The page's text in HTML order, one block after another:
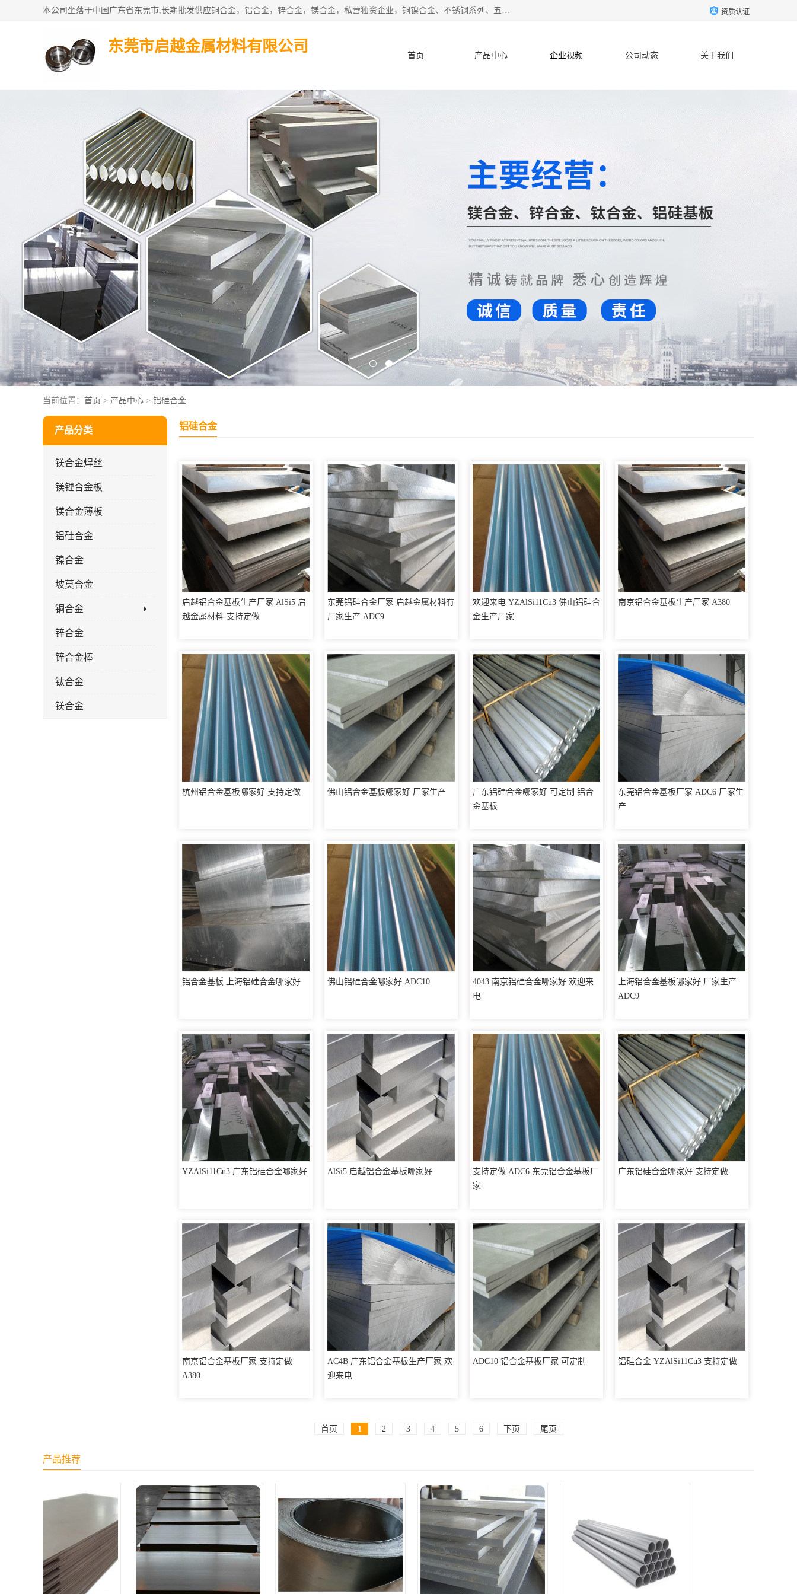
本公司坐落于中国广东省东莞市,长期批发供应铜合金，铝合金，锌合金，镁合金，私营独资企业，铜镍合金、不锈钢系列、五金冲压材料、进口金属材料、钨钢、高速钢、白钢刀、铝系列材料、铝镁合金、锰钢片等，启越是一家经国家相关部门批准注册的企业。公司以雄厚的实力、合理的厂家、优良的服务与多家企业建立了长期的合作关系。欢迎前来参观、考察、洽谈业务。 金属材料...,欢迎惠顾！ 资质认证
东莞市启越金属材料有限公司
首页 产品中心 企业视频 公司动态 关于我们
当前位置： 首页 > 产品中心 > 铝硅合金
产品分类
镁合金焊丝
镁锂合金板
镁合金薄板
铝硅合金
镍合金
坡莫合金
铜合金
锌合金
锌合金棒
钛合金
镁合金
铝硅合金
启越铝合金基板生产厂家 AlSi5 启
越金属材料-支持定做
东莞铝硅合金厂家 启越金属材料有
厂家生产 ADC9
欢迎来电 YZAlSi11Cu3 佛山铝硅合
金生产厂家
南京铝合金基板生产厂家 A380
杭州铝合金基板哪家好 支持定做 佛山铝合金基板哪家好 厂家生产
广东铝硅合金哪家好 可定制 铝合
金基板
东莞铝合金基板厂家 ADC6 厂家生
产
铝合金基板 上海铝硅合金哪家好 佛山铝硅合金哪家好 ADC10
4043 南京铝硅合金哪家好 欢迎来
电
上海铝合金基板哪家好 厂家生产
ADC9
YZAlSi11Cu3 广东铝硅合金哪家好 AlSi5 启越铝合金基板哪家好
支持定做 ADC6 东莞铝合金基板厂
家
广东铝硅合金哪家好 支持定做
南京铝合金基板厂家 支持定做
A380
AC4B 广东铝合金基板生产厂家 欢
迎来电
ADC10 铝合金基板厂家 可定制 铝硅合金 YZAlSi11Cu3 支持定做
首页 1 2 3 4 5 6 下页 尾页
产品推荐